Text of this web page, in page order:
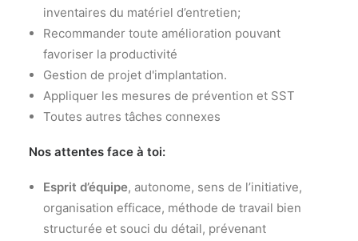
inventaires du matériel d’entretien;
Recommander toute amélioration pouvant
favoriser la productivité
Gestion de projet d'implantation.
Appliquer les mesures de prévention et SST
Toutes autres tâches connexes
Nos attentes face à toi:
Esprit d’équipe, autonome, sens de l’initiative,
organisation efficace, méthode de travail bien
structurée et souci du détail, prévenant